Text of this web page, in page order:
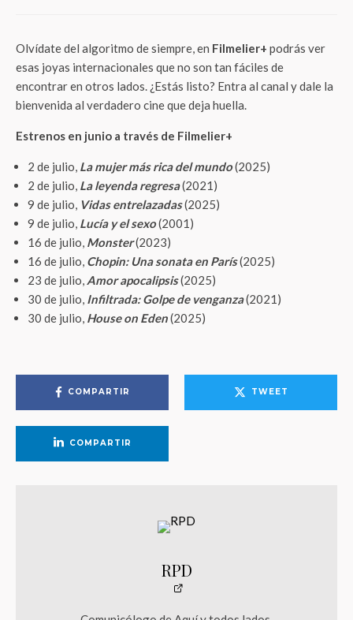
Olvídate del algoritmo de siempre, en Filmelier+ podrás ver
esas joyas internacionales que no son tan fáciles de
encontrar en otros lados. ¿Estás listo? Entra al canal y dale la
bienvenida al verdadero cine que deja huella.
Estrenos en junio a través de Filmelier+
2 de julio, La mujer más rica del mundo(2025)
2 de julio, La leyenda regresa(2021)
9 de julio, Vidas entrelazadas(2025)
9 de julio, Lucía y el sexo(2001)
16 de julio, Monster(2023)
16 de julio, Chopin: Una sonata en París(2025)
23 de julio, Amor apocalipsis(2025)
30 de julio, Infiltrada: Golpe de venganza(2021)
30 de julio, House on Eden(2025)
COMPARTIR TWEET
COMPARTIR
RPD